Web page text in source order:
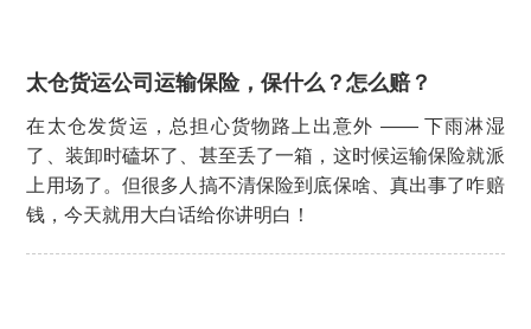
太仓货运公司运输保险，保什么？怎么赔？
在太仓发货运，总担心货物路上出意外 —— 下雨淋湿
了、装卸时磕坏了、甚至丢了一箱，这时候运输保险就派
上用场了。但很多人搞不清保险到底保啥、真出事了咋赔
钱，今天就用大白话给你讲明白！